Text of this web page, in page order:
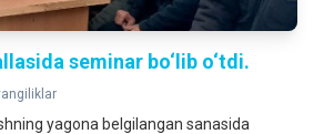
seminar bo‘lib o‘tdi.
yagona belgilangan sanasida